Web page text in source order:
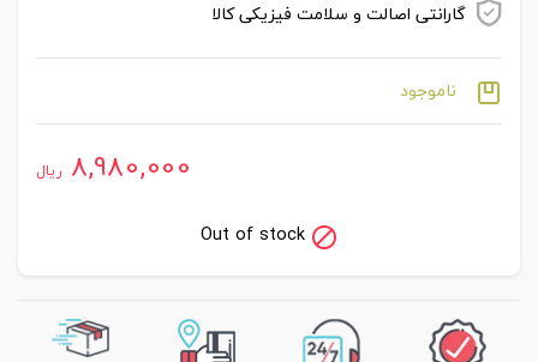
گارانتی اصالت و سلامت فیزیکی کالا
ناموجود
8,980,000 ریال
Out of stock